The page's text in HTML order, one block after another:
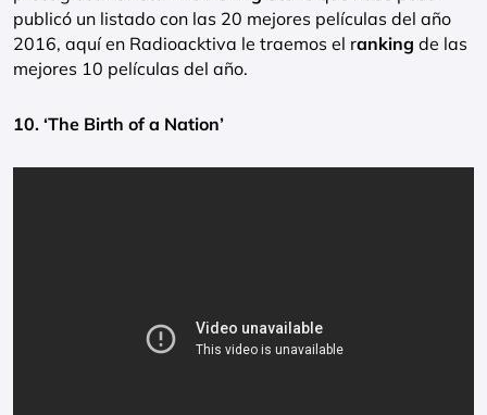
publicó un listado con las 20 mejores películas del año
2016, aquí en Radioacktiva le traemos el ranking de las
mejores 10 películas del año.
10. ‘The Birth of a Nation’